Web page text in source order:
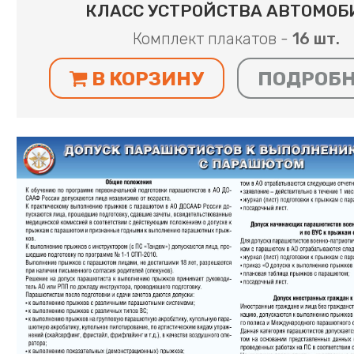
КЛАСС УСТРОЙСТВА
Комплект плакатов - 16 шт.
В КОРЗИНУ